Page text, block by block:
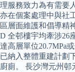
理服務致力為有需要
亦在個案處理中與社
區層面維護和倡導精
D 全邨樓宇均牽涉26
達高層單位20.7MPa
已納入整體重建計劃
廚廁。 長沙灣元州邨